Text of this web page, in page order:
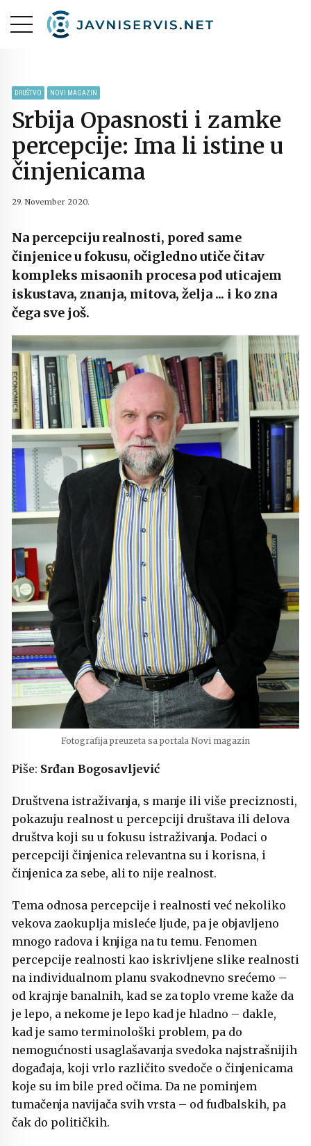
DRUŠTVO NOVI MAGAZIN
Srbija Opasnosti i zamke
percepcije: Ima li istine u
činjenicama
29. November 2020.
Na percepciju realnosti, pored same
činjenice u fokusu, očigledno utiče čitav
kompleks misaonih procesa pod uticajem
iskustava, znanja, mitova, želja ... i ko zna
čega sve još.
Fotografija preuzeta sa portala Novi magazin
Piše: Srđan Bogosavljević
Društvena istraživanja, s manje ili više preciznosti,
pokazuju realnost u percepciji društava ili delova
društva koji su u fokusu istraživanja. Podaci o
percepciji činjenica relevantna su i korisna, i
činjenica za sebe, ali to nije realnost.
Tema odnosa percepcije i realnosti već nekoliko
vekova zaokuplja misleće ljude, pa je objavljeno
mnogo radova i knjiga na tu temu. Fenomen
percepcije realnosti kao iskrivljene slike realnosti
na individualnom planu svakodnevno srećemo –
od krajnje banalnih, kad se za toplo vreme kaže da
je lepo, a nekome je lepo kad je hladno – dakle,
kad je samo terminološki problem, pa do
nemogućnosti usaglašavanja svedoka najstrašnijih
događaja, koji vrlo različito svedoče o činjenicama
koje su im bile pred očima. Da ne pominjem
tumačenja navijača svih vrsta – od fudbalskih, pa
čak do političkih.